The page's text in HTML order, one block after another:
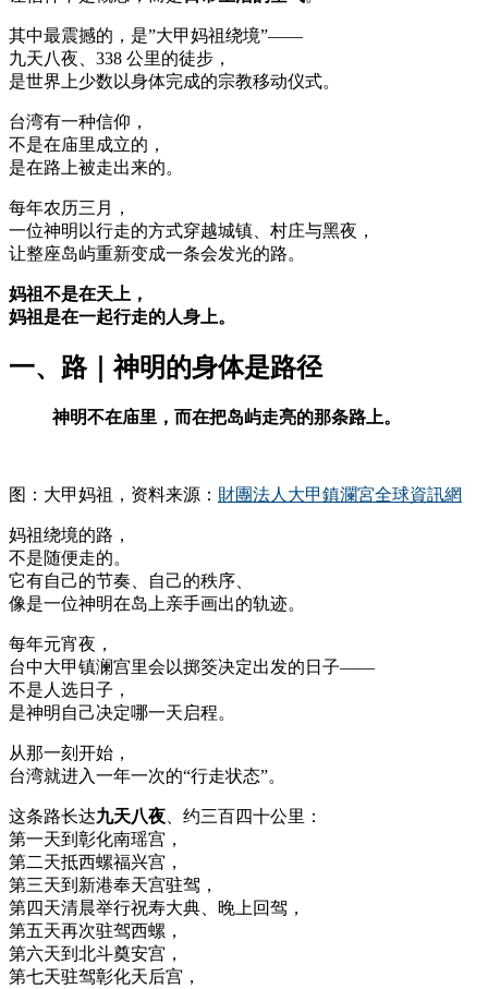
其中最震撼的，是”大甲妈祖绕境”——
九天八夜、338 公里的徒步，
是世界上少数以身体完成的宗教移动仪式。
台湾有一种信仰，
不是在庙里成立的，
是在路上被走出来的。
每年农历三月，
一位神明以行走的方式穿越城镇、村庄与黑夜，
让整座岛屿重新变成一条会发光的路。
妈祖不是在天上，
妈祖是在一起行走的人身上。
一、路｜神明的身体是路径
神明不在庙里，而在把岛屿走亮的那条路上。
图：大甲妈祖，资料来源： 財團法人大甲鎮瀾宮全球資訊網
妈祖绕境的路，
不是随便走的。
它有自己的节奏、自己的秩序、
像是一位神明在岛上亲手画出的轨迹。
每年元宵夜，
台中大甲镇澜宫里会以掷筊决定出发的日子——
不是人选日子，
是神明自己决定哪一天启程。
从那一刻开始，
台湾就进入一年一次的“行走状态”。
这条路长达九天八夜 、约三百四十公里：
第一天到彰化南瑶宫，
第二天抵西螺福兴宫，
第三天到新港奉天宫驻驾，
第四天清晨举行祝寿大典、晚上回驾，
第五天再次驻驾西螺，
第六天到北斗奠安宫，
第七天驻驾彰化天后宫，